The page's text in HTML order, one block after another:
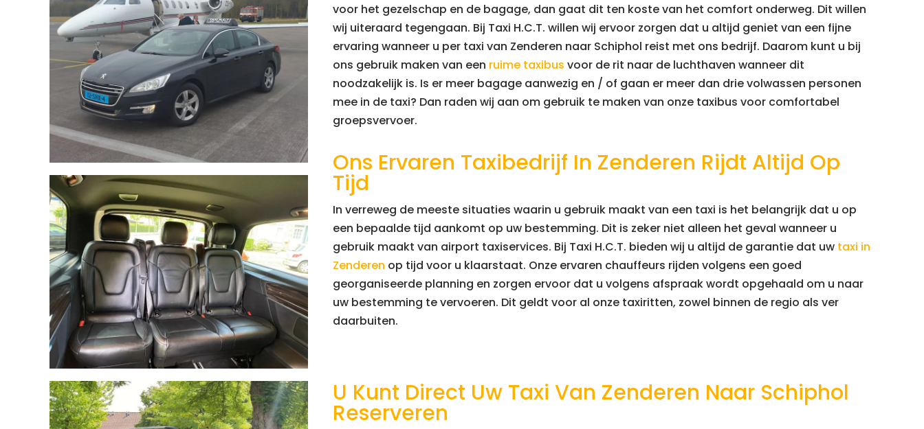
voor het gezelschap en de bagage, dan gaat dit ten koste van het comfort onderweg. Dit willen
wij uiteraard tegengaan. Bij Taxi H.C.T. willen wij ervoor zorgen dat u altijd geniet van een fijne
ervaring wanneer u per taxi van Zenderen naar Schiphol reist met ons bedrijf. Daarom kunt u bij
ons gebruik maken van een ruime taxibus voor de rit naar de luchthaven wanneer dit
noodzakelijk is. Is er meer bagage aanwezig en / of gaan er meer dan drie volwassen personen
mee in de taxi? Dan raden wij aan om gebruik te maken van onze taxibus voor comfortabel
groepsvervoer.
Ons Ervaren Taxibedrijf In Zenderen Rijdt Altijd Op
Tijd
In verreweg de meeste situaties waarin u gebruik maakt van een taxi is het belangrijk dat u op
een bepaalde tijd aankomt op uw bestemming. Dit is zeker niet alleen het geval wanneer u
gebruik maakt van airport taxiservices. Bij Taxi H.C.T. bieden wij u altijd de garantie dat uw taxi in
Zenderen op tijd voor u klaarstaat. Onze ervaren chauffeurs rijden volgens een goed
georganiseerde planning en zorgen ervoor dat u volgens afspraak wordt opgehaald om u naar
uw bestemming te vervoeren. Dit geldt voor al onze taxiritten, zowel binnen de regio als ver
daarbuiten.
U Kunt Direct Uw Taxi Van Zenderen Naar Schiphol
Reserveren